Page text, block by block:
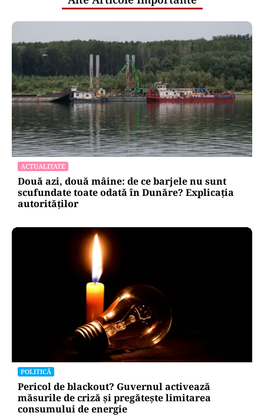
ACTUALITATE
Două azi, două mâine: de ce barjele nu sunt
scufundate toate odată în Dunăre? Explicația
autorităților
POLITICĂ
Pericol de blackout? Guvernul activează
măsurile de criză și pregătește limitarea
consumului de energie